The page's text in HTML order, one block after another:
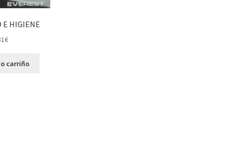
E HIGIENE
€
carriño